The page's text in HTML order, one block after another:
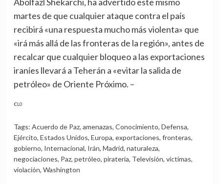
martes de que cualquier ataque contra el país
recibirá «una respuesta mucho más violenta» que
«irá más allá de las fronteras de la región», antes de
recalcar que cualquier bloqueo a las exportaciones
iraníes llevará a Teherán a «evitar la salida de
petróleo» de Oriente Próximo. –
CL0
Tags: Acuerdo de Paz, amenazas, Conocimiento, Defensa,
Ejército, Estados Unidos, Europa, exportaciones, fronteras,
gobierno, Internacional, Irán, Madrid, naturaleza,
negociaciones, Paz, petróleo, piratería, Televisión, víctimas,
violación, Washington